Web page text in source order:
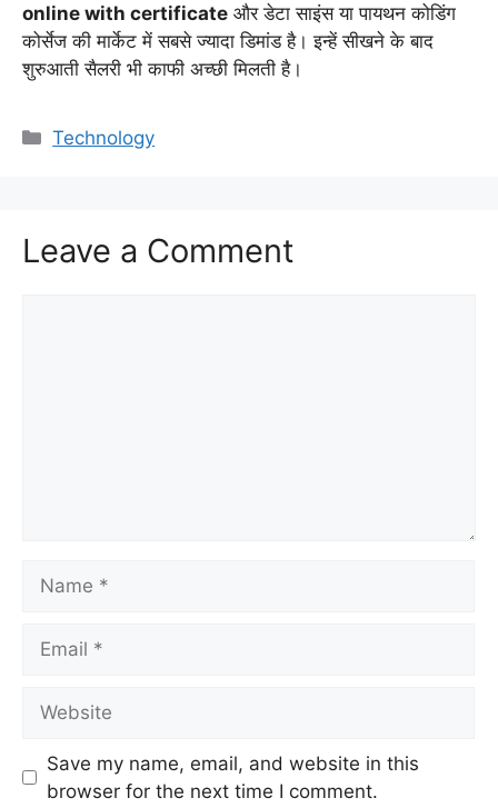
online with certificate और डेटा साइंस या पायथन कोडिंग
कोर्सेज की मार्केट में सबसे ज्यादा डिमांड है। इन्हें सीखने के बाद
शुरुआती सैलरी भी काफी अच्छी मिलती है।
Categories
Technology
Leave a Comment
Save my name, email, and website in this
browser for the next time I comment.